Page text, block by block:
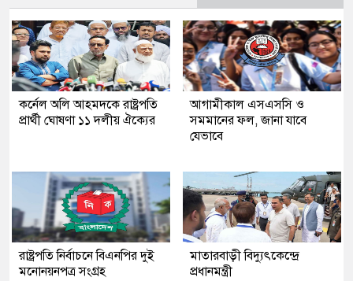
কর্নেল অলি আহমদকে রাষ্ট্রপতি
প্রার্থী ঘোষণা ১১ দলীয় ঐক্যের
আগামীকাল এসএসসি ও
সমমানের ফল, জানা যাবে
যেভাবে
রাষ্ট্রপতি নির্বাচনে বিএনপির দুই
মনোনয়নপত্র সংগ্রহ
মাতারবাড়ী বিদ্যুৎকেন্দ্রে
প্রধানমন্ত্রী